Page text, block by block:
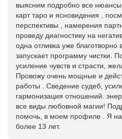
выясним подробно все
карт таро и ясновидения ,
перспективы , намерения
проведу диагностику на
одна отливка уже благотворно
запускает программу чистки.
усиление чувств и страсти,
Провожу очень мощные и
работы . Сведение судеб,
гармонизация отношений.
все виды любовной магии!
помочь, в моем профиле . Я на
более 13 лет.